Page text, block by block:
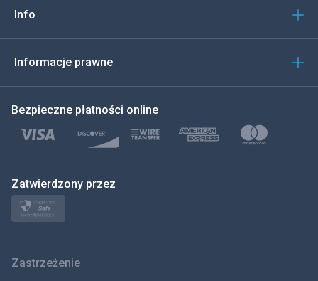
한국의
ภาษาไทย
Info
Informacje prawne
Bezpieczne płatności online
Zatwierdzony przez
Zastrzeżenie